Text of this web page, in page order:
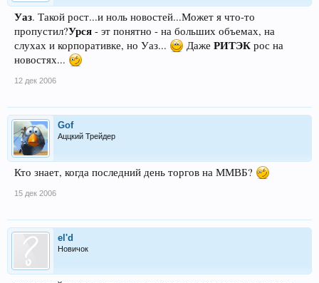
Уаз. Такой рост...и ноль новостей...Может я что-то
пропустил?Урся - эт понятно - на больших объемах, на
слухах и корпоративке, но Уаз...
Даже РИТЭК рос на
новостях...
12 дек 2006
Gof
Аццкий Трейдер
Кто знает, когда последний день торгов на ММВБ?
15 дек 2006
el'd
Новичок